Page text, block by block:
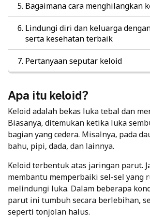
Bagaimana cara menghilangkan
Lindungi diri dan keluarga
serta kesehatan terbaik
Pertanyaan seputar keloid
Apa itu keloid?
Keloid adalah bekas luka tebal dan
Biasanya, ditemukan ketika luka
bagian yang cedera. Misalnya, pada
bahu, pipi, dada, dan lainnya.
Keloid terbentuk atas jaringan parut.
membantu memperbaiki sel-sel yang
melindungi luka. Dalam beberapa
parut ini tumbuh secara berlebihan,
seperti tonjolan halus.